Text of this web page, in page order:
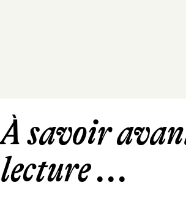
À savoir
lecture ...